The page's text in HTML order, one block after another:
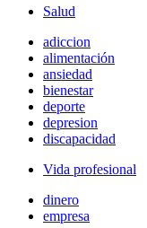
Salud
adiccion
alimentación
ansiedad
bienestar
deporte
depresion
discapacidad
Vida profesional
dinero
empresa